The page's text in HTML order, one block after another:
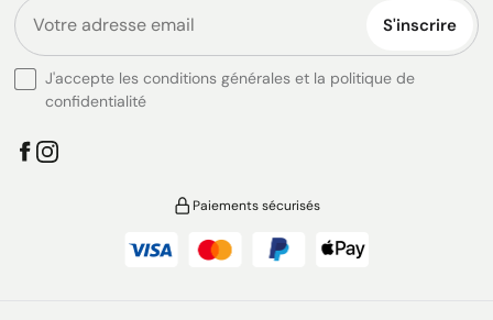
S'inscrire
J'accepte les conditions générales et la politique de
confidentialité
Paiements sécurisés